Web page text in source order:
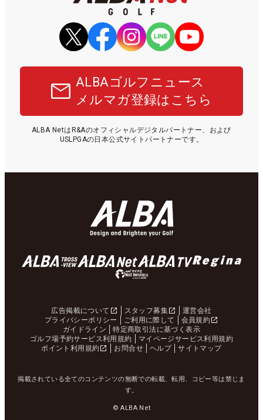
ALBAゴルフニュース
メルマガ登録はこちら
ALBA NetはR&Aのオフィシャルデジタルパートナー、および
USLPGAの日本公式サイトパートナーです。
広告掲載について スタッフ募集
運営会社
プライバシーポリシー
ご利用に際して
会員規約
ガイドライン
特定商取引法に基づく表示
ゴルフ場予約サービス利用規約
マイページサービス利用規約
ポイント利用規約
お問合せ ヘルプ サイトマップ
掲載されている全てのコンテンツの無断での転載、転用、コピー等は禁じま
す。
© ALBA Net